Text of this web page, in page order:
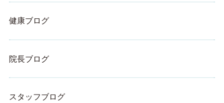
健康ブログ
院長ブログ
スタッフブログ